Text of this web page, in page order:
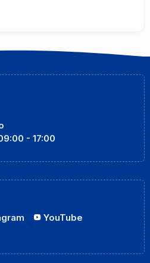
- 17:00
YouTube